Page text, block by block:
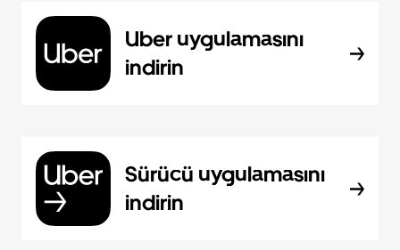
Uber uygulamasını
indirin
Sürücü uygulamasını
indirin